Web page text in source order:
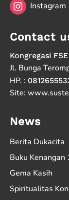
Instagram
Contact
Kongregasi FSE
Jl. Bunga
HP. :
Site:
News
Berita Dukacita
Buku Kenangan
Gema Kasih
Spiritualitas